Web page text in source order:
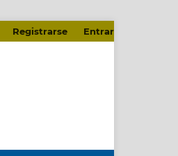
Registrarse Entrar